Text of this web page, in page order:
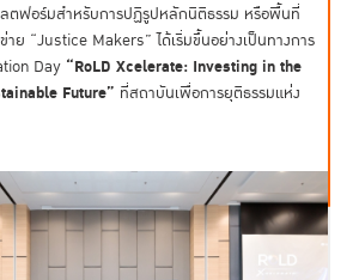
ตฟอร์มสำหรับการปฏิรูปหลักนิติธรรม หรือพื้นที่
าย “Justice Makers” ได้เริ่มขึ้นอย่างเป็นทางการ
Day “RoLD Xcelerate: Investing in the
Future” ที่สถาบันเพื่อการยุติธรรมแห่ง